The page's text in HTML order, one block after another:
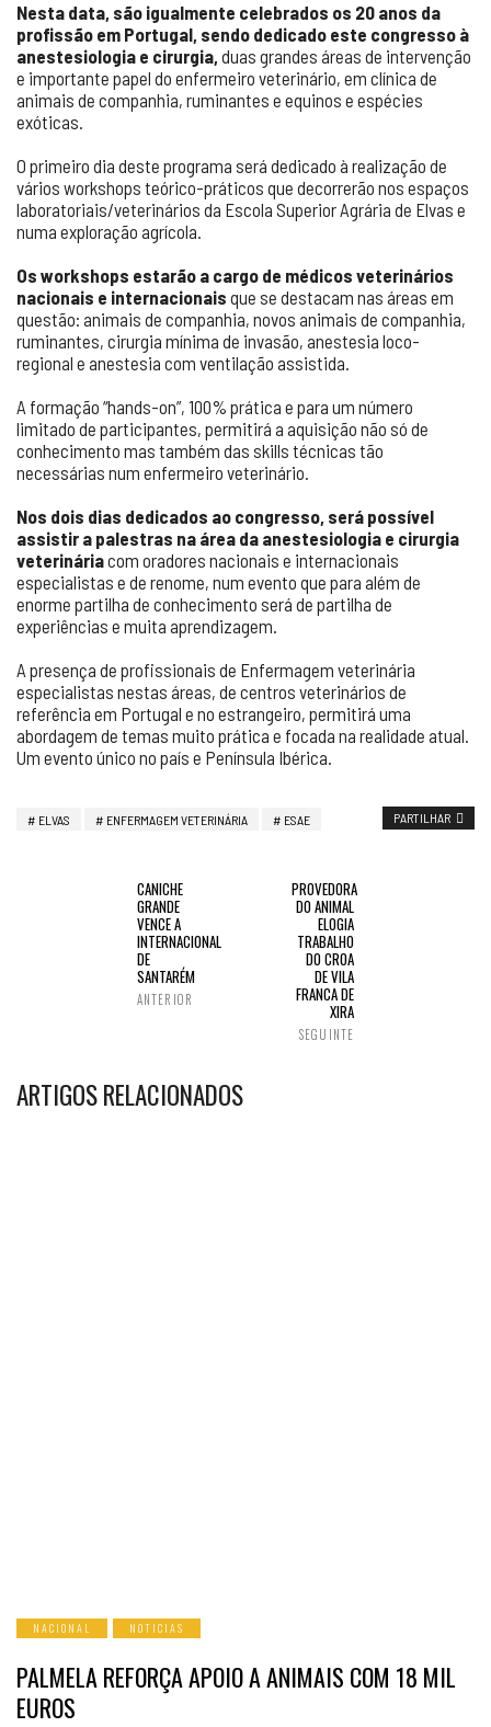
Nesta data, são igualmente celebrados os 20 anos da
profissão em Portugal, sendo dedicado este congresso à
anestesiologia e cirurgia,duas grandes áreas de intervenção
e importante papel do enfermeiro veterinário, em clínica de
animais de companhia, ruminantes e equinos e espécies
exóticas.
O primeiro dia deste programa será dedicado à realização de
vários workshops teórico-práticos que decorrerão nos espaços
laboratoriais/veterinários da Escola Superior Agrária de Elvas e
numa exploração agrícola.
Os workshops estarão a cargo de médicos veterinários
nacionais e internacionais que se destacam nas áreas em
questão: animais de companhia, novos animais de companhia,
ruminantes, cirurgia mínima de invasão, anestesia loco-
regional e anestesia com ventilação assistida.
A formação “hands-on”, 100% prática e para um número
limitado de participantes, permitirá a aquisição não só de
conhecimento mas também das skills técnicas tão
necessárias num enfermeiro veterinário.
Nos dois dias dedicados ao congresso, será possível
assistir a palestras na área da anestesiologia e cirurgia
veterináriacom oradores nacionais e internacionais
especialistas e de renome, num evento que para além de
enorme partilha de conhecimento será de partilha de
experiências e muita aprendizagem.
A presença de profissionais de Enfermagem veterinária
especialistas nestas áreas, de centros veterinários de
referência em Portugal e no estrangeiro, permitirá uma
abordagem de temas muito prática e focada na realidade atual.
Um evento único no país e Península Ibérica.
ELVAS ENFERMAGEM VETERINÁRIA ESAE PARTILHAR
CANICHE
GRANDE
VENCE A
INTERNACIONAL
DE
SANTARÉM
ANTERIOR
PROVEDORA
DO ANIMAL
ELOGIA
TRABALHO
DO CROA
DE VILA
FRANCA DE
XIRA
SEGUINTE
ARTIGOS RELACIONADOS
NACIONAL NOTICIAS
PALMELA REFORÇA APOIO A ANIMAIS COM 18 MIL
EUROS